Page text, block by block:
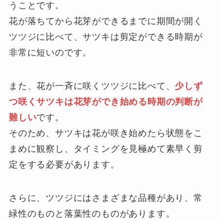
うことです。
花が落ちてから花芽ができるまでに期間が開く
ツツジに比べて、サツキは剪定ができる時期が
非常に短いのです。
また、花が一斉に咲くツツジに比べて、 少しず
つ咲くサツキは花芽ができ始める時期の判断が
難しいです。
そのため、サツキは花が咲き始めたら状態をこ
まめに観察し、タイミングを見極めて素早く剪
定をする必要があります。
さらに、ツツジにはさまざまな品種があり、常
緑性のものと落葉性のものがあります。